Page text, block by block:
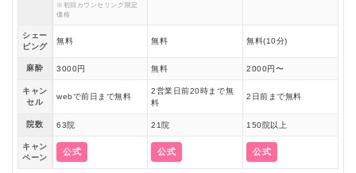
※初回カウンセリング限定
価格
シェー
ビング
無料 無料 無料(10分)
麻酔 3000円 無料 2000円〜
キャン
セル
webで前日まで無料
2営業日前20時まで無
料
2日前まで無料
院数 63院 21院 150院以上
キャン
ペーン
公式 公式 公式